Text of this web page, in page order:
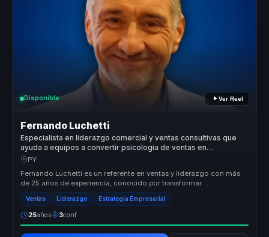
Disponible Ver Reel
Fernando Luchetti
Especialista en liderazgo comercial y ventas consultivas que
ayuda a equipos a convertir psicologia de ventas en
conversion y ventaja competitiva.
PY
Fernando Luchetti es un referente en ventas y liderazgo con más
de 25 años de experiencia, conocido por transformar
profesionales en líde...
Ventas Liderazgo Estrategia Empresarial
25años 3conf.